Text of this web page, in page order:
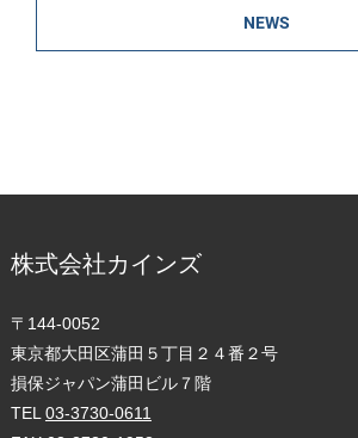
NEWS
株式会社カインズ
〒144-0052
東京都大田区蒲田５丁目２４番２号
損保ジャパン蒲田ビル７階
TEL03-3730-0611